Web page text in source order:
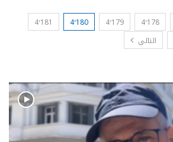
4٬178 4٬179 4٬180
4٬181
التالي